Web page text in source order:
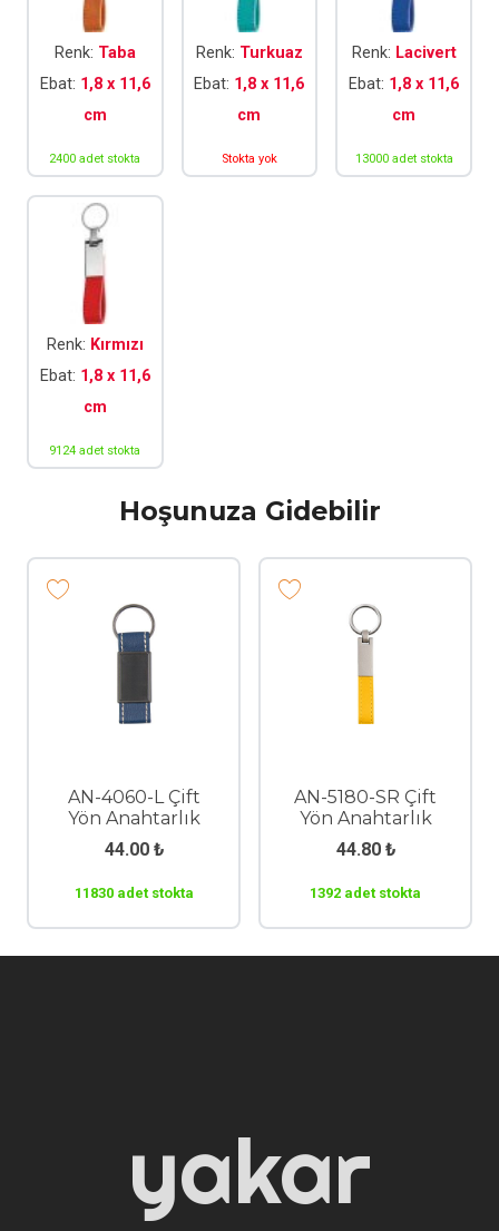
Renk: Taba
Ebat: 1,8 x 11,6
cm
2400 adet stokta
Renk: Turkuaz
Ebat: 1,8 x 11,6
cm
Stokta yok
Renk: Lacivert
Ebat: 1,8 x 11,6
cm
13000 adet stokta
Renk: Kırmızı
Ebat: 1,8 x 11,6
cm
9124 adet stokta
Hoşunuza Gidebilir
AN-4060-L Çift
Yön Anahtarlık
44.00 ₺
11830 adet stokta
AN-5180-SR Çift
Yön Anahtarlık
44.80 ₺
1392 adet stokta
yakar